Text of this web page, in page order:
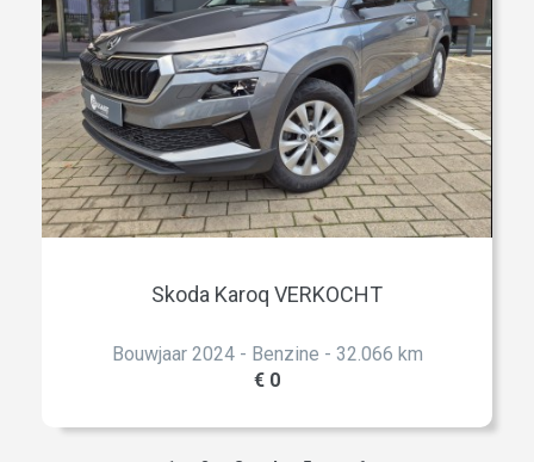
Skoda Karoq VERKOCHT
Bouwjaar 2024 - Benzine - 32.066 km
€ 0